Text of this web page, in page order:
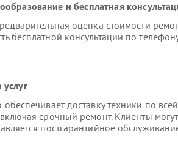
и бесплатная
оценка стоимости
бесплатной консультации по
доставку техники по
срочный ремонт. Клиенты могут
постгарантийное